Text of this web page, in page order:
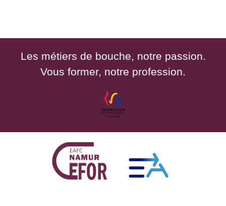
Les métiers de bouche, notre passion.
Vous former, notre profession.